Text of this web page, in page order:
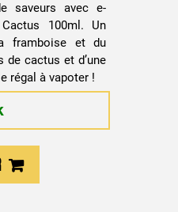
saveurs avec e-
100ml. Un
framboise et du
de cactus et d’une
régal à vapoter !